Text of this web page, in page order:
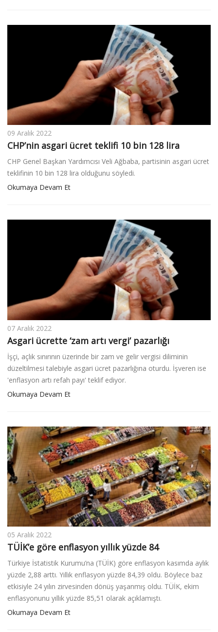
09 Aralık 2022
CHP’nin asgari ücret teklifi 10 bin 128 lira
CHP Genel Başkan Yardımcısı Veli Ağbaba, partisinin asgari ücret
teklifinin 10 bin 128 lira olduğunu söyledi.
Okumaya Devam Et
07 Aralık 2022
Asgari ücrette ‘zam artı vergi’ pazarlığı
İşçi, açlık sınırının üzerinde bir zam ve gelir vergisi diliminin
düzeltilmesi talebiyle asgari ücret pazarlığına oturdu. İşveren ise
'enflasyon artı refah payı' teklif ediyor.
Okumaya Devam Et
05 Aralık 2022
TÜİK’e göre enflasyon yıllık yüzde 84
Türkiye İstatistik Kurumu’na (TÜİK) göre enflasyon kasımda aylık
yüzde 2,88 arttı. Yıllık enflasyon yüzde 84,39 oldu. Böylece baz
etkisiyle 24 yılın zirvesinden dönüş yaşanmış oldu. TÜİK, ekim
enflasyonunu yıllık yüzde 85,51 olarak açıklamıştı.
Okumaya Devam Et